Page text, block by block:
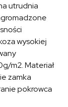
utrudnia
wysokiej
m2. Materiał
zamka
pokrowca